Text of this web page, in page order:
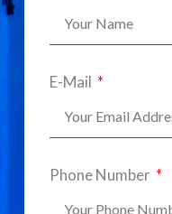
E-Mail
Phone Number